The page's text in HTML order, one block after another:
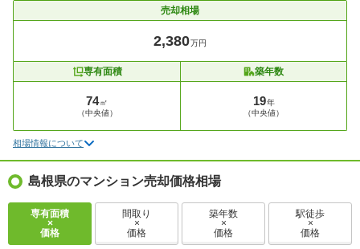
売却相場
2,380万円
専有面積
74㎡
（中央値）
築年数
19年
（中央値）
相場情報について
島根県のマンション売却価格相場
専有面積
×
価格
間取り
×
価格
築年数
×
価格
駅徒歩
×
価格